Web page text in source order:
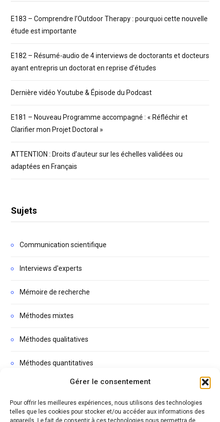
Gérer le consentement
Pour offrir les meilleures expériences, nous utilisons des technologies
telles que les cookies pour stocker et/ou accéder aux informations des
appareils. Le fait de consentir à ces technologies nous permettra de
E183 – Comprendre l’Outdoor Therapy : pourquoi cette nouvelle
étude est importante
E182 – Résumé-audio de 4 interviews de doctorants et docteurs
ayant entrepris un doctorat en reprise d’études
Dernière vidéo Youtube & Épisode du Podcast
E181 – Nouveau Programme accompagné : « Réfléchir et
Clarifier mon Projet Doctoral »
ATTENTION : Droits d’auteur sur les échelles validées ou
adaptées en Français
Sujets
Communication scientifique
Interviews d'experts
Mémoire de recherche
Méthodes mixtes
Méthodes qualitatives
Méthodes quantitatives
Podcasts